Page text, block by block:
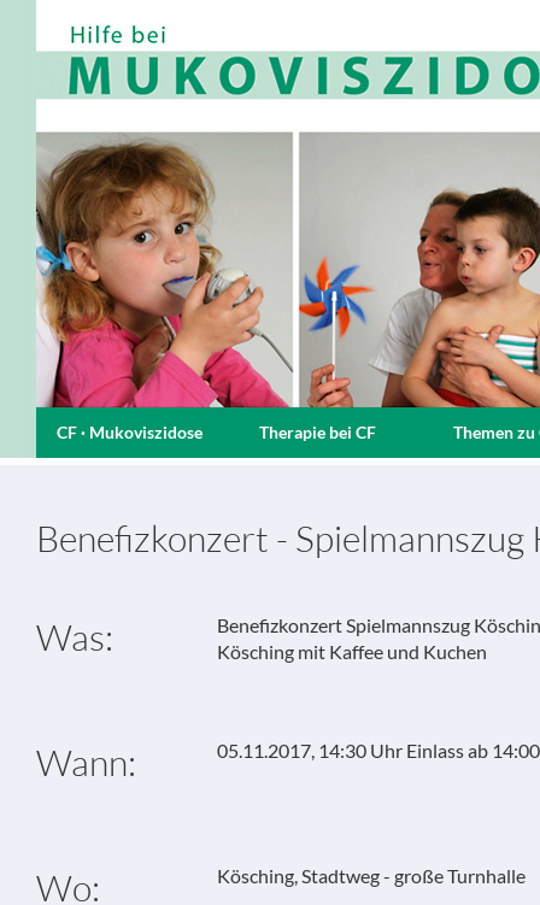
CF · Mukoviszidose Therapie bei CF Themen zu
Benefizkonzert - Spielmannszug
Was:
Benefizkonzert Spielmannszug
Kösching mit Kaffee und Kuchen
Wann: 05.11.2017, 14:30 Uhr Einlass ab 14:00
Wo: Kösching, Stadtweg - große Turnhalle